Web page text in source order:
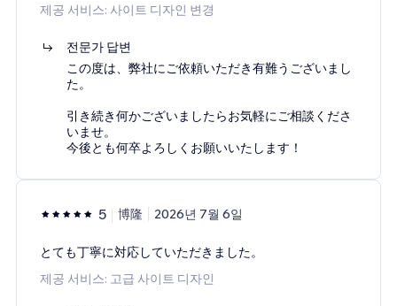
제공 서비스: 사이트 디자인 변경
전문가 답변
この度は、弊社にご依頼いただき有難うございまし
た。
引き続き何かございましたらお気軽にご相談くださ
いませ。
今後とも何卒よろしくお願いいたします！
5 博隆 2026년 7월 6일
とても丁寧に対応していただきました。
제공 서비스: 고급 사이트 디자인